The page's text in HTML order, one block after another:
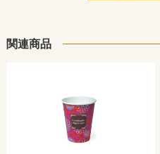
関連商品